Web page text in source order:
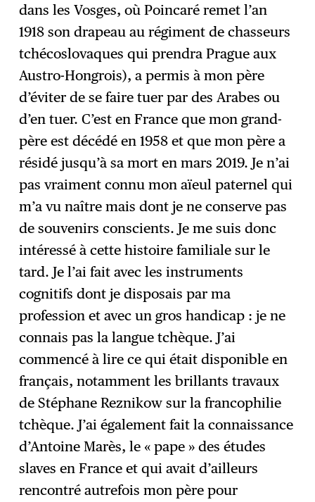
dans les Vosges, où Poincaré remet l’an
1918 son drapeau au régiment de chasseurs
tchécoslovaques qui prendra Prague aux
Austro-Hongrois), a permis à mon père
d’éviter de se faire tuer par des Arabes ou
d’en tuer. C’est en France que mon grand-
père est décédé en 1958 et que mon père a
résidé jusqu’à sa mort en mars 2019. Je n’ai
pas vraiment connu mon aïeul paternel qui
m’a vu naître mais dont je ne conserve pas
de souvenirs conscients. Je me suis donc
intéressé à cette histoire familiale sur le
tard. Je l’ai fait avec les instruments
cognitifs dont je disposais par ma
profession et avec un gros handicap : je ne
connais pas la langue tchèque. J’ai
commencé à lire ce qui était disponible en
français, notamment les brillants travaux
de Stéphane Reznikow sur la francophilie
tchèque. J’ai également fait la connaissance
d’Antoine Marès, le « pape » des études
slaves en France et qui avait d’ailleurs
rencontré autrefois mon père pour